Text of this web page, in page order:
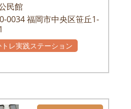
民館
0034福岡市中央区笹丘1-
トレ実践ステーション